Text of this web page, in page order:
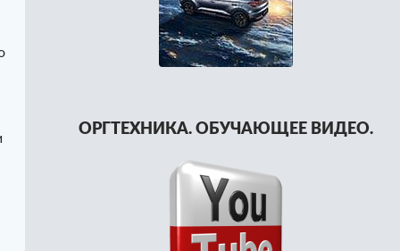
ОРГТЕХНИКА. ОБУЧАЮЩЕЕ ВИДЕО.